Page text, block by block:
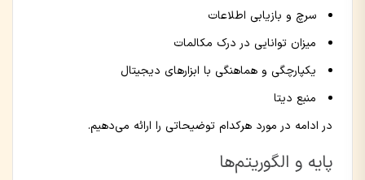
سرچ و بازیابی اطلاعات
میزان توانایی در درک مکالمات
یکپارچگی و هماهنگی با ابزارهای دیجیتال
منبع دیتا
در ادامه در مورد هرکدام توضیحاتی را ارائه می‌دهیم.
پایه و الگوریتم‌ها